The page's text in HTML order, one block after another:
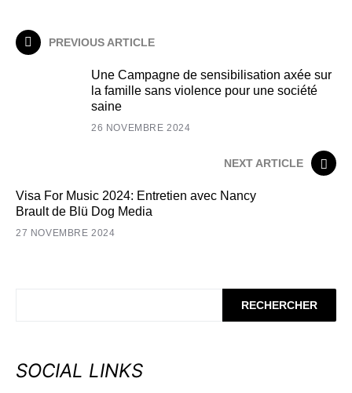
PREVIOUS ARTICLE
Une Campagne de sensibilisation axée sur
la famille sans violence pour une société
saine
26 NOVEMBRE 2024
NEXT ARTICLE
Visa For Music 2024: Entretien avec Nancy
Brault de Blü Dog Media
27 NOVEMBRE 2024
RECHERCHER
SOCIAL LINKS